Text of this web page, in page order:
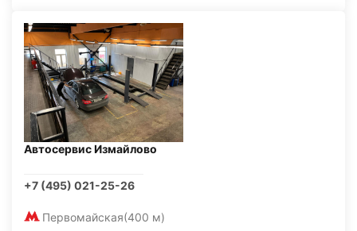
Автосервис Измайлово
+7 (495) 021-25-26
Первомайская(400 м)